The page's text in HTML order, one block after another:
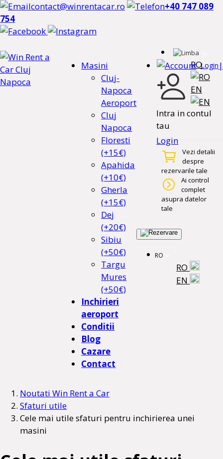
contact@winrentacar.ro
+40 747 089
754
RO
EN
Masini
Cluj-
Napoca
Aeroport
Cluj
Napoca
Floresti
(+15€)
Apahida
(+10€)
Gherla
(+15€)
Dej
(+20€)
Sibiu
(+50€)
Targu
Mures
(+50€)
Inchirieri
aeroport
Conditii
Blog
Cazare
Contact
Login |
Intra in contul
tau
Login
Vezi detalii
despre
rezervarile tale
Ai control
complet
asupra datelor
tale
RO
RO
EN
Noutati Win Rent a Car
Sfaturi utile
Cele mai utile sfaturi pentru inchirierea unei
masini